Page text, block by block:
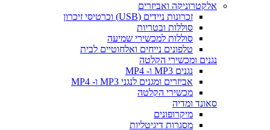
אלקטרוניקה ואביזרים
זכרונות ניידים (USB) וכרטיסי זיכרון
סוללות ובטריות
סוללות למכשירי שמיעה
טלפונים נייחים ואלחוטיים לבית
נגנים ומכשירי הקלטה
נגנים MP3 ו- MP4
אביזרים ומגנים לנגני MP3 ו- MP4
מכשירי הקלטה
סאונד ומדיה
מיקרופונים
מסגרות דיגיטליות